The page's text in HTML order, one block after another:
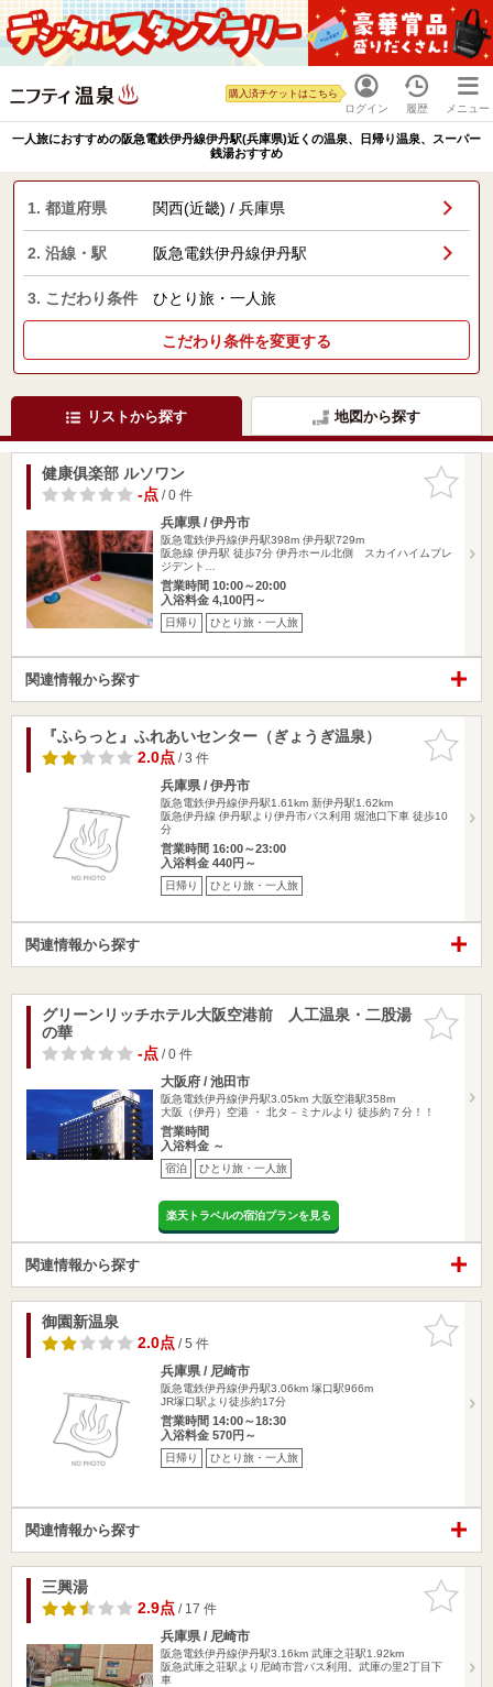
ログイン
購入済チケットはこちら
履歴 メニュー
一人旅におすすめの阪急電鉄伊丹線伊丹駅(兵庫県)近くの温泉、日帰り温泉、スーパー
銭湯おすすめ
1. 都道府県 関西(近畿) / 兵庫県
2. 沿線・駅 阪急電鉄伊丹線伊丹駅
3. こだわり条件 ひとり旅・一人旅
こだわり条件を変更する
リストから探す 地図から探す
お気に入
りに追加
健康俱楽部 ルソワン
-点/ 0 件
兵庫県 / 伊丹市
阪急電鉄伊丹線伊丹駅398m 伊丹駅729m
阪急線 伊丹駅 徒歩7分 伊丹ホール北側 スカイハイムプレ
ジデント…
営業時間 10:00～20:00
入浴料金 4,100円～
日帰り ひとり旅・一人旅
関連情報から探す
お気に入
りに追加
『ふらっと』ふれあいセンター（ぎょうぎ温泉）
2.0点/ 3 件
兵庫県 / 伊丹市
阪急電鉄伊丹線伊丹駅1.61km 新伊丹駅1.62km
阪急伊丹線 伊丹駅より伊丹市バス利用 堀池口下車 徒歩10
分
営業時間 16:00～23:00
入浴料金 440円～
日帰り ひとり旅・一人旅
関連情報から探す
お気に入
りに追加
グリーンリッチホテル大阪空港前 人工温泉・二股湯
の華
-点/ 0 件
大阪府 / 池田市
阪急電鉄伊丹線伊丹駅3.05km 大阪空港駅358m
大阪（伊丹）空港 ・ 北タ－ミナルより 徒歩約７分！！
営業時間
入浴料金 ～
宿泊 ひとり旅・一人旅
楽天トラベルの宿泊プランを見る
関連情報から探す
お気に入
りに追加
御園新温泉
2.0点/ 5 件
兵庫県 / 尼崎市
阪急電鉄伊丹線伊丹駅3.06km 塚口駅966m
JR塚口駅より徒歩約17分
営業時間 14:00～18:30
入浴料金 570円～
日帰り ひとり旅・一人旅
関連情報から探す
お気に入
りに追加
三興湯
2.9点/ 17 件
兵庫県 / 尼崎市
阪急電鉄伊丹線伊丹駅3.16km 武庫之荘駅1.92km
阪急武庫之荘駅より尼崎市営バス利用。武庫の里2丁目下
車